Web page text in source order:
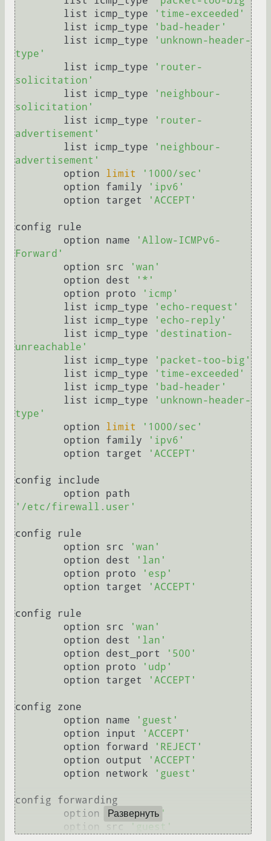
	list icmp_type
'time-exceeded'
	list icmp_type
'bad-header'
	list icmp_type
'unknown-header-
type'
	list icmp_type
'router-
solicitation'
	list icmp_type
'neighbour-
solicitation'
	list icmp_type
'router-
advertisement'
	list icmp_type
'neighbour-
advertisement'
	option
limit
'1000/sec'
	option family
'ipv6'
	option target
'ACCEPT'
config rule
	option name
'Allow-ICMPv6-
Forward'
	option src
'wan'
	option dest
'*'
	option proto
'icmp'
	list icmp_type
'echo-request'
	list icmp_type
'echo-reply'
	list icmp_type
'destination-
unreachable'
	list icmp_type
'packet-too-big'
	list icmp_type
'time-exceeded'
	list icmp_type
'bad-header'
	list icmp_type
'unknown-header-
type'
	option
limit
'1000/sec'
	option family
'ipv6'
	option target
'ACCEPT'
config include
'/etc/firewall.user'
config rule
	option src
'wan'
	option dest
'lan'
	option proto
'esp'
	option target
'ACCEPT'
config rule
	option src
'wan'
	option dest
'lan'
	option dest_port
'500'
	option proto
'udp'
	option target
'ACCEPT'
config zone
	option name
'guest'
	option input
'ACCEPT'
	option forward
'REJECT'
	option output
'ACCEPT'
	option network
'guest'
config forwarding
	option dest
'wan'
	option src
'guest'
Развернуть